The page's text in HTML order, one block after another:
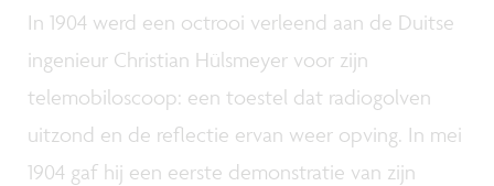
In 1904 werd een octrooi verleend aan de Duitse
ingenieur Christian Hülsmeyer voor zijn
telemobiloscoop: een toestel dat radiogolven
uitzond en de reflectie ervan weer opving. In mei
1904 gaf hij een eerste demonstratie van zijn